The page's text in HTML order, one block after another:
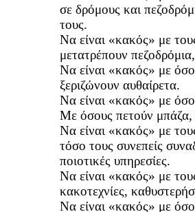
σε δρόμους και
τους.
Να είναι «κακός» με
μετατρέπουν
Να είναι «κακός» με
ξεριζώνουν αυθαίρετα.
Να είναι «κακός» με
Με όσους πετούν μπάζα,
Να είναι «κακός» με
τόσο τους συνεπείς
ποιοτικές υπηρεσίες.
Να είναι «κακός» με
κακοτεχνίες,
Να είναι «κακός» με